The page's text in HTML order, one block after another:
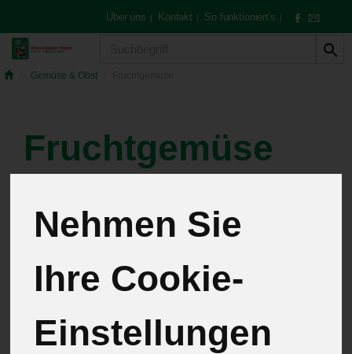
Nehmen Sie
Ihre Cookie-
Einstellungen
Über uns | Kontakt | So funktioniert's |
Gemüse & Obst
Fruchtgemüse
Hersteller Allergene